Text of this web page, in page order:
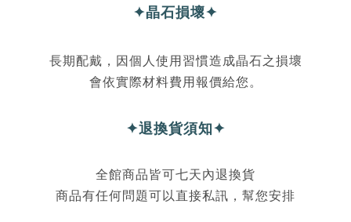
✦晶石損壞✦
長期配戴，因個人使用習慣造成晶石之損壞
會依實際材料費用報價給您。
✦退換貨須知✦
全館商品皆可七天內退換貨
商品有任何問題可以直接私訊，幫您安排